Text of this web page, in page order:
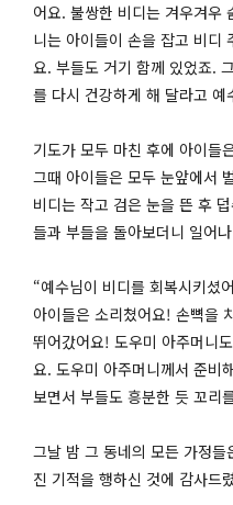
어요. 불쌍한 비디는 겨우겨우
니는 아이들이 손을 잡고 비디
요. 부들도 거기 함께 있었죠.
를 다시 건강하게 해 달라고
기도가 모두 마친 후에 아이들
그때 아이들은 모두 눈앞에서
비디는 작고 검은 눈을 뜬 후
들과 부들을 돌아보더니 일어
“예수님이 비디를 회복시키셨
아이들은 소리쳤어요! 손뼉을
뛰어갔어요! 도우미 아주머니
요. 도우미 아주머니께서 준비
보면서 부들도 흥분한 듯 꼬리
그날 밤 그 동네의 모든 가정
진 기적을 행하신 것에 감사드